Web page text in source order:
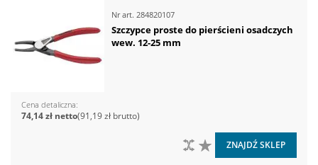
Nr art. 284820107
Szczypce proste do pierścieni osadczych
wew. 12-25 mm
Cena detaliczna
91,19 zł
74,14 zł
DO LISTY ŻYCZEŃ
DO PORÓWNANIA
ZNAJDŹ SKLEP